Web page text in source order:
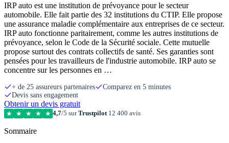
IRP auto est une institution de prévoyance pour le secteur
automobile. Elle fait partie des 32 institutions du CTIP. Elle propose
une assurance maladie complémentaire aux entreprises de ce secteur.
IRP auto fonctionne paritairement, comme les autres institutions de
prévoyance, selon le Code de la Sécurité sociale. Cette mutuelle
propose surtout des contrats collectifs de santé. Ses garanties sont
pensées pour les travailleurs de l'industrie automobile. IRP auto se
concentre sur les personnes en …
+ de 25 assureurs partenaires
Comparez en 5 minutes
Devis sans engagement
Obtenir un devis gratuit
★ ★ ★ ★ ★ 4,7/5 surTrustpilot12 400 avis
Sommaire